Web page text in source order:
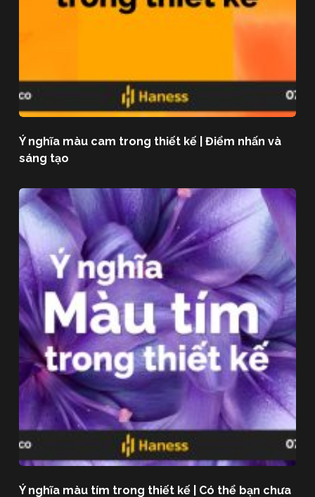
Ý nghĩa màu cam trong thiết kế | Điểm nhấn và
sáng tạo
Ý nghĩa màu tím trong thiết kế | Có thể bạn chưa